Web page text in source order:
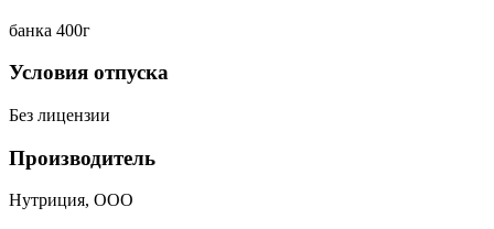
банка 400г
Условия отпуска
Без лицензии
Производитель
Нутриция, ООО